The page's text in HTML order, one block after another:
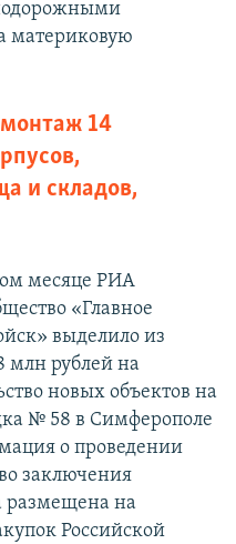
материковую
14
и складов,
месяце РИА
«Главное
выделило из
млн рублей на
новых объектов на
№ 58 в Симферополе
о проведении
заключения
размещена на
Российской